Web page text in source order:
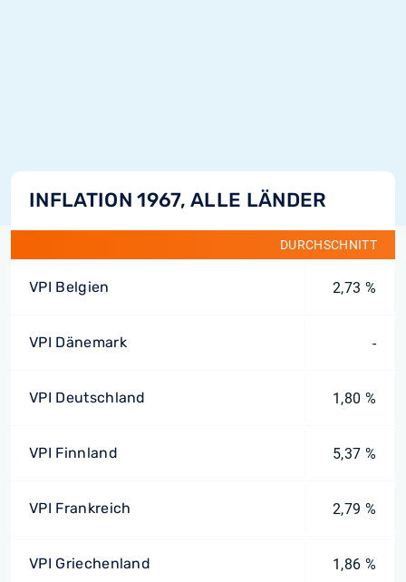
INFLATION 1967, ALLE LÄNDER
DURCHSCHNITT
VPI Belgien 2,73 %
VPI Dänemark -
VPI Deutschland 1,80 %
VPI Finnland 5,37 %
VPI Frankreich 2,79 %
VPI Griechenland 1,86 %